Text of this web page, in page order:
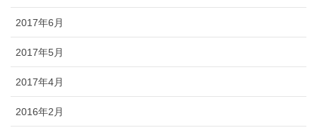
2017年6月
2017年5月
2017年4月
2016年2月